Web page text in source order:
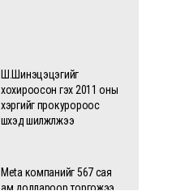
Ш.Шинэцэцэгийг
хохироосон гэх 2011 оны
хэргийг прокуророос
шүүхэд шилжүүлжээ
Meta компанийг 567 сая
ам.доллароор торгожээ